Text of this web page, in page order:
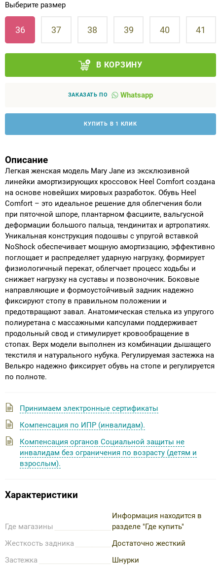
Выберите размер
36 37 38 39 40 41
В КОРЗИНУ
ЗАКАЗАТЬ ПО Whatsapp
КУПИТЬ В 1 КЛИК
Описание
Легкая женская модель Mary Jane из эксклюзивной
линейки амортизирующих кроссовок Heel Comfort создана
на основе новейших мировых разработок. Обувь Heel
Comfort – это идеальное решение для облегчения боли
при пяточной шпоре, плантарном фасциите, вальгусной
деформации большого пальца, тендинитах и артропатиях.
Уникальная конструкция подошвы с упругой вставкой
NoShock обеспечивает мощную амортизацию, эффективно
поглощает и распределяет ударную нагрузку, формирует
физиологичный перекат, облегчает процесс ходьбы и
снижает нагрузку на суставы и позвоночник. Боковые
направляющие и формоустойчивый задник надежно
фиксируют стопу в правильном положении и
предотвращают завал. Анатомическая стелька из упругого
полиуретана с массажными капсулами поддерживает
продольный свод и стимулирует кровообращение в
стопах. Верх модели выполнен из комбинации дышащего
текстиля и натурального нубука. Регулируемая застежка на
Велькро надежно фиксирует обувь на стопе и регулируется
по полноте.
Принимаем электронные сертификаты
Компенсация по ИПР (инвалидам).
Компенсация органов Социальной защиты не
инвалидам без ограничения по возрасту (детям и
взрослым).
Характеристики
Где магазины
Информация находится в
разделе "Где купить"
Жесткость задника
Достаточно жесткий
Застежка
Шнурки
Аппараты на суставы
Санитарные приспособления для
инвалидов
инвалидов
Индивидуальное изготовление